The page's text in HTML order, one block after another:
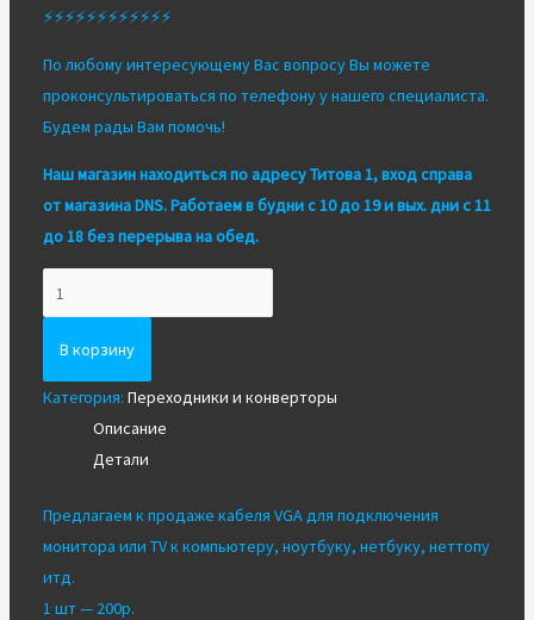
⚡⚡⚡⚡⚡⚡⚡⚡⚡⚡⚡⚡
По любому интересующему Вас вопросу Вы можете
проконсультироваться по телефону у нашего специалиста.
Будем рады Вам помочь!
Наш магазин находиться по адресу Титова 1, вход справа
от магазина DNS. Работаем в будни с 10 до 19 и вых. дни с 11
до 18 без перерыва на обед.
Новый
оригинальный
кабель(шнур)
VGA
монитора
В корзину
Категория: Переходники и конверторы
Описание
Детали
Предлагаем к продаже кабеля VGA для подключения
монитора или TV к компьютеру, ноутбуку, нетбуку, неттопу
итд.
1 шт — 200р.